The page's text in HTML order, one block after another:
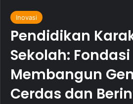
Inovasi
Pendidikan
Sekolah: Fondasi
Membangun
Cerdas dan